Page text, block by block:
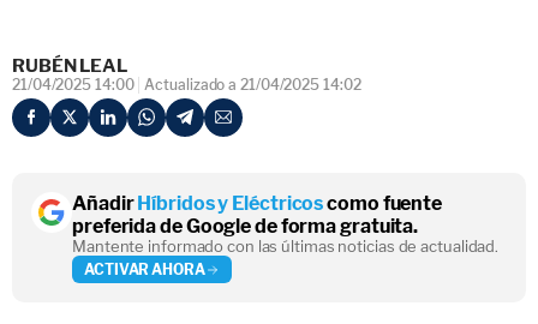
RUBÉN LEAL
21/04/2025 14:00 Actualizado a 21/04/2025 14:02
AñadirHíbridos y Eléctricoscomo fuente
preferida de Google de forma gratuita.
Mantente informado con las últimas noticias de actualidad.
ACTIVAR AHORA